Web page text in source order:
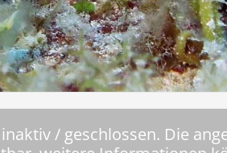
/ geschlossen. Die